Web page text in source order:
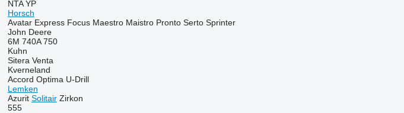
NTA YP
Horsch
Avatar Express Focus Maestro Maistro Pronto Serto Sprinter
John Deere
6M 740A 750
Kuhn
Sitera Venta
Kverneland
Accord Optima U-Drill
Lemken
Azurit Solitair Zirkon
555